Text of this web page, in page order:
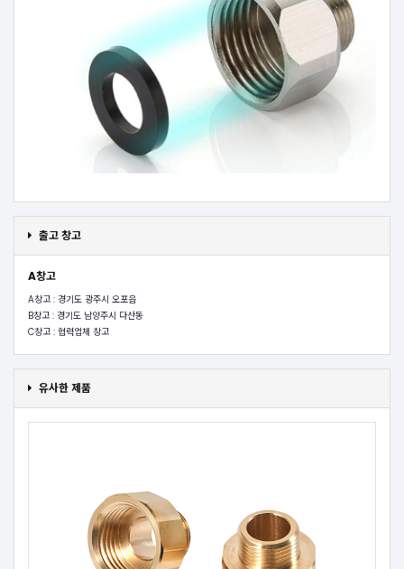
출고 창고
A창고
A창고 : 경기도 광주시 오포읍
B창고 : 경기도 남양주시 다산동
C창고 : 협력업체 창고
유사한 제품